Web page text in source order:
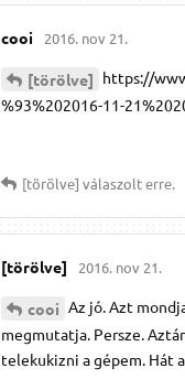
cooi 2016. nov 21.
[törölve] https://
%93%202016-11-
[törölve] válaszolt erre.
[törölve] 2016. nov 21.
cooi Az jó. Azt
megmutatja. Persze.
telekukizni a gépem. Hát